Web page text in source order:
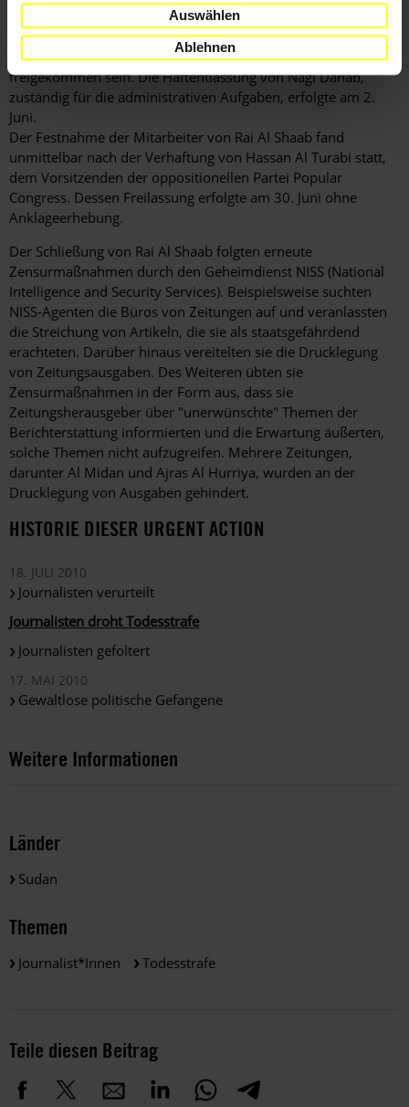
Auswählen
Ablehnen
Abu Baker Al Sammani, der für den Druck der Zeitung
zuständige Mitarbeiter, soll nach einigen Tagen Haft wieder
freigekommen sein. Die Haftentlassung von Nagi Dahab,
zuständig für die administrativen Aufgaben, erfolgte am 2.
Juni.
Der Festnahme der Mitarbeiter von Rai Al Shaab fand
unmittelbar nach der Verhaftung von Hassan Al Turabi statt,
dem Vorsitzenden der oppositionellen Partei Popular
Congress. Dessen Freilassung erfolgte am 30. Juni ohne
Anklageerhebung.
Der Schließung von Rai Al Shaab folgten erneute
Zensurmaßnahmen durch den Geheimdienst NISS (National
Intelligence and Security Services). Beispielsweise suchten
NISS-Agenten die Büros von Zeitungen auf und veranlassten
die Streichung von Artikeln, die sie als staatsgefährdend
erachteten. Darüber hinaus vereitelten sie die Drucklegung
von Zeitungsausgaben. Des Weiteren übten sie
Zensurmaßnahmen in der Form aus, dass sie
Zeitungsherausgeber über "unerwünschte" Themen der
Berichterstattung informierten und die Erwartung äußerten,
solche Themen nicht aufzugreifen. Mehrere Zeitungen,
darunter Al Midan und Ajras Al Hurriya, wurden an der
Drucklegung von Ausgaben gehindert.
HISTORIE DIESER URGENT ACTION
18. JULI 2010
Journalisten verurteilt
Journalisten droht Todesstrafe
Journalisten gefoltert
17. MAI 2010
Gewaltlose politische Gefangene
Weitere Informationen
Länder
Sudan
Themen
Journalist*innen Todesstrafe
Teile diesen Beitrag